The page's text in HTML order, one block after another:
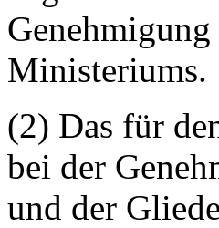
Ministeriums.
(2) Das für
bei der
und der